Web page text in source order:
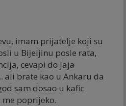
imam prijatelje koji su
u Bijeljinu posle rata,
cevapi do jaja
ali brate kao u Ankaru da
sam dosao u kafic
poprijeko.